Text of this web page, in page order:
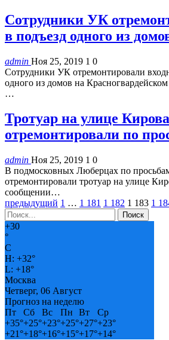
Сотрудники УК
в подъезд одного из
admin Ноя 25, 2019 1 0
Сотрудники УК отремонтировали
одного из домов на
…
Тротуар на улице
отремонтировали по
admin Ноя 25, 2019 1 0
В подмосковных Люберцах по
отремонтировали тротуар на улице
сообщении…
предыдущий 1 … 1 181 1 182 1 183 1
+30
°
C
H: +32°
L: +18°
Москва
Четверг, 06 Август
Прогноз на неделю
Пт
Сб Вс Пн Вт
Ср
+35°+25°+23°+25°+27°+23°
+21°+18°+16°+15°+17°+14°